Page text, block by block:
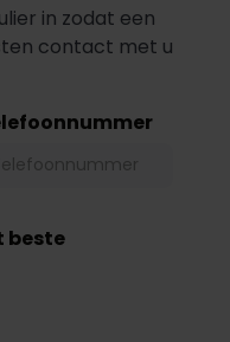
in zodat een
contact met u
beste